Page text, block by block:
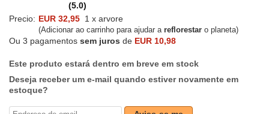
(5.0)
Precio: EUR 32,95 1 x arvore
(Adicionar ao carrinho para ajudar a reflorestar o planeta)
Ou 3 pagamentos sem juros de EUR 10,98
Este produto estará dentro em breve em stock
Deseja receber um e-mail quando estiver novamente em
estoque?